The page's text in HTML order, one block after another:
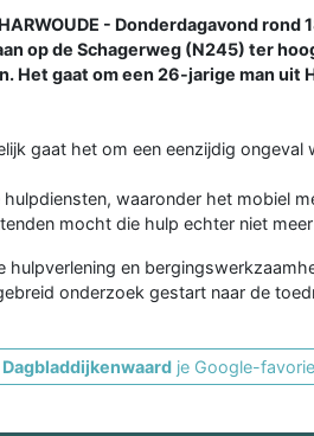
- Donderdagavond
op de Schagerweg (N245) ter
Het gaat om een 26-jarige man uit
gaat het om een eenzijdig
hulpdiensten, waaronder het mobiel
mocht die hulp echter niet
hulpverlening en
onderzoek gestart naar de
Dagbladdijkenwaard je Google-